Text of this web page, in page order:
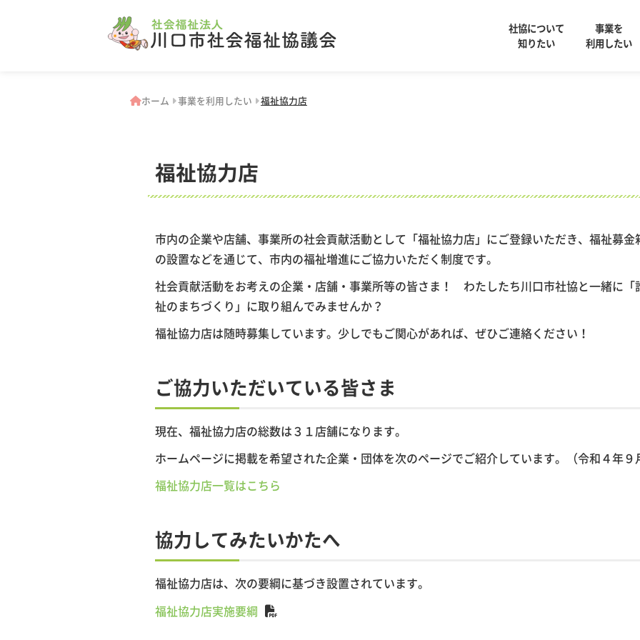
社協について
知りたい
事業を
利用したい
ホーム 事業を利用したい 福祉協力店
福祉協力店
市内の企業や店舗、事業所の社会貢献活動として「福祉協力店」にご登録いただき、福祉募
の設置などを通じて、市内の福祉増進にご協力いただく制度です。
社会貢献活動をお考えの企業・店舗・事業所等の皆さま！ わたしたち川口市社協と一緒に「
祉のまちづくり」に取り組んでみませんか？
福祉協力店は随時募集しています。少しでもご関心があれば、ぜひご連絡ください！
ご協力いただいている皆さま
現在、福祉協力店の総数は３１店舗になります。
ホームページに掲載を希望された企業・団体を次のページでご紹介しています。（令和４年９
福祉協力店一覧はこちら
協力してみたいかたへ
福祉協力店は、次の要綱に基づき設置されています。
福祉協力店実施要綱